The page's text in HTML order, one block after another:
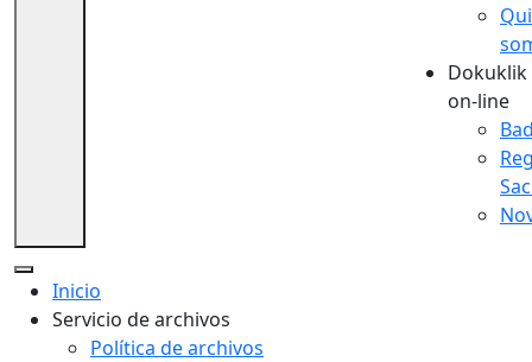
on-line
Inicio
Servicio de archivos
Política de archivos